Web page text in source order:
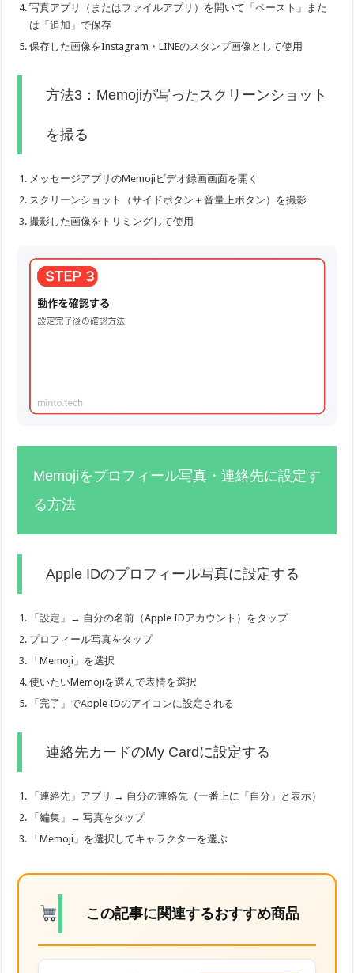
写真アプリ（またはファイルアプリ）を開いて「ペースト」また
は「追加」で保存
保存した画像をInstagram・LINEのスタンプ画像として使用
方法3：Memojiが写ったスクリーンショット
を撮る
メッセージアプリのMemojiビデオ録画画面を開く
スクリーンショット（サイドボタン＋音量上ボタン）を撮影
撮影した画像をトリミングして使用
Memojiをプロフィール写真・連絡先に設定す
る方法
Apple IDのプロフィール写真に設定する
「設定」→ 自分の名前（Apple IDアカウント）をタップ
プロフィール写真をタップ
「Memoji」を選択
使いたいMemojiを選んで表情を選択
「完了」でApple IDのアイコンに設定される
連絡先カードのMy Cardに設定する
「連絡先」アプリ → 自分の連絡先（一番上に「自分」と表示）
「編集」→ 写真をタップ
「Memoji」を選択してキャラクターを選ぶ
この記事に関連するおすすめ商品